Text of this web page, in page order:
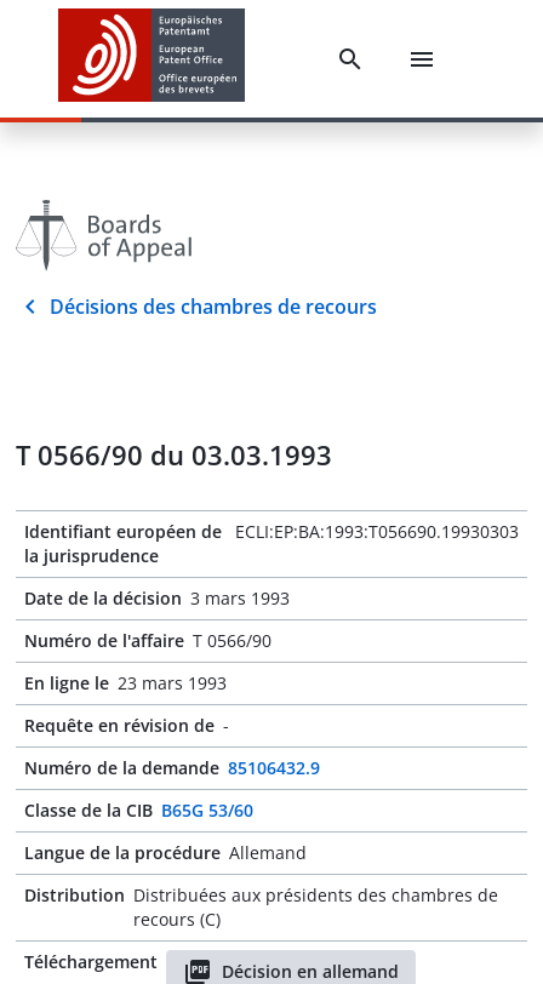
Décisions des chambres de recours
T 0566/90 du 03.03.1993
Identifiant européen de
la jurisprudence
ECLI:EP:BA:1993:T056690.19930303
Date de la décision 3 mars 1993
Numéro de l'affaire T 0566/90
En ligne le 23 mars 1993
Requête en révision de -
Numéro de la demande 85106432.9
Classe de la CIB B65G 53/60
Langue de la procédure Allemand
Distribution Distribuées aux présidents des chambres de
recours (C)
Téléchargement
Décision en allemand